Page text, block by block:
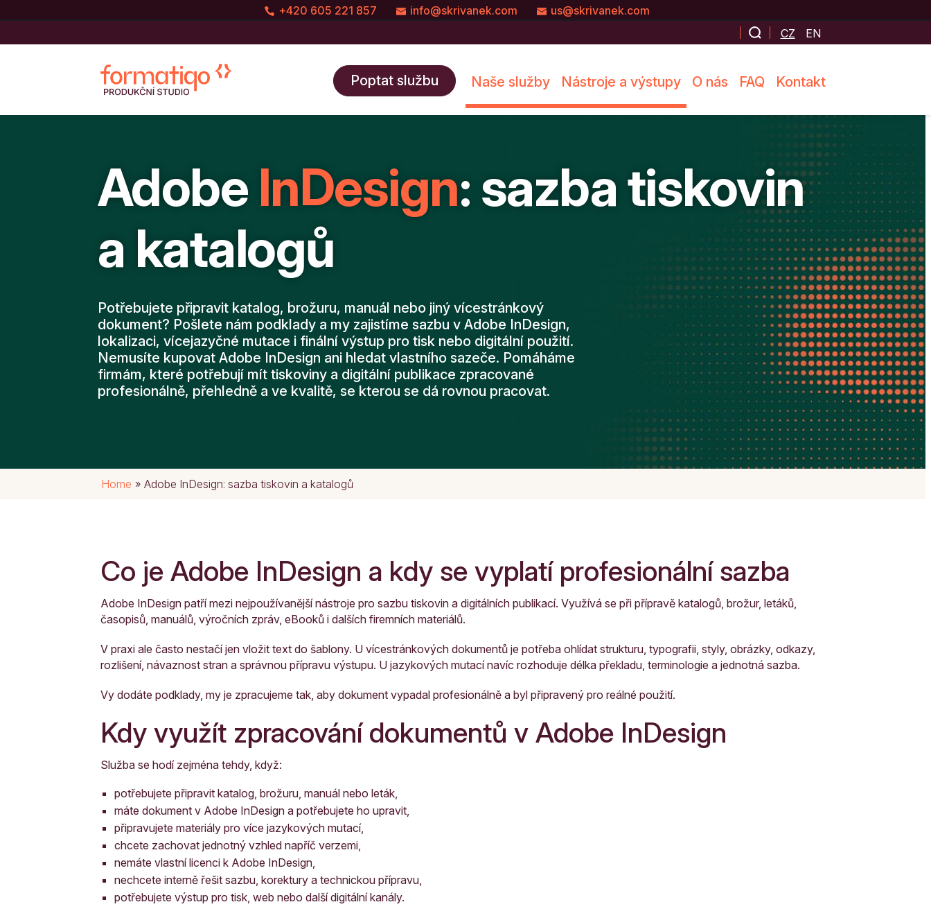
+420 605 221 857 info@skrivanek.com us@skrivanek.com
Poptat službu Naše služby Nástroje a výstupy O nás FAQ Kontakt
CZ EN
Adobe InDesign: sazba tiskovin
a katalogů
Potřebujete připravit katalog, brožuru, manuál nebo jiný vícestránkový
dokument? Pošlete nám podklady a my zajistíme sazbu v Adobe InDesign,
lokalizaci, vícejazyčné mutace i finální výstup pro tisk nebo digitální použití.
Nemusíte kupovat Adobe InDesign ani hledat vlastního sazeče. Pomáháme
firmám, které potřebují mít tiskoviny a digitální publikace zpracované
profesionálně, přehledně a ve kvalitě, se kterou se dá rovnou pracovat.
Home » Adobe InDesign: sazba tiskovin a katalogů
Co je Adobe InDesign a kdy se vyplatí profesionální sazba
Adobe InDesign patří mezi nejpoužívanější nástroje pro sazbu tiskovin a digitálních publikací. Využívá se při přípravě katalogů, brožur, letáků,
časopisů, manuálů, výročních zpráv, eBooků i dalších firemních materiálů.
V praxi ale často nestačí jen vložit text do šablony. U vícestránkových dokumentů je potřeba ohlídat strukturu, typografii, styly, obrázky, odkazy,
rozlišení, návaznost stran a správnou přípravu výstupu. U jazykových mutací navíc rozhoduje délka překladu, terminologie a jednotná sazba.
Vy dodáte podklady, my je zpracujeme tak, aby dokument vypadal profesionálně a byl připravený pro reálné použití.
Kdy využít zpracování dokumentů v Adobe InDesign
Služba se hodí zejména tehdy, když:
potřebujete připravit katalog, brožuru, manuál nebo leták,
máte dokument v Adobe InDesign a potřebujete ho upravit,
připravujete materiály pro více jazykových mutací,
chcete zachovat jednotný vzhled napříč verzemi,
nemáte vlastní licenci k Adobe InDesign,
nechcete interně řešit sazbu, korektury a technickou přípravu,
potřebujete výstup pro tisk, web nebo další digitální kanály.